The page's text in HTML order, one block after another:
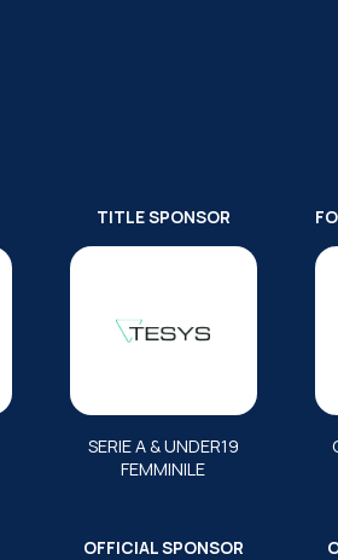
TITLE SPONSOR
SERIE A & UNDER19
FEMMINILE
OFFICIAL SPONSOR